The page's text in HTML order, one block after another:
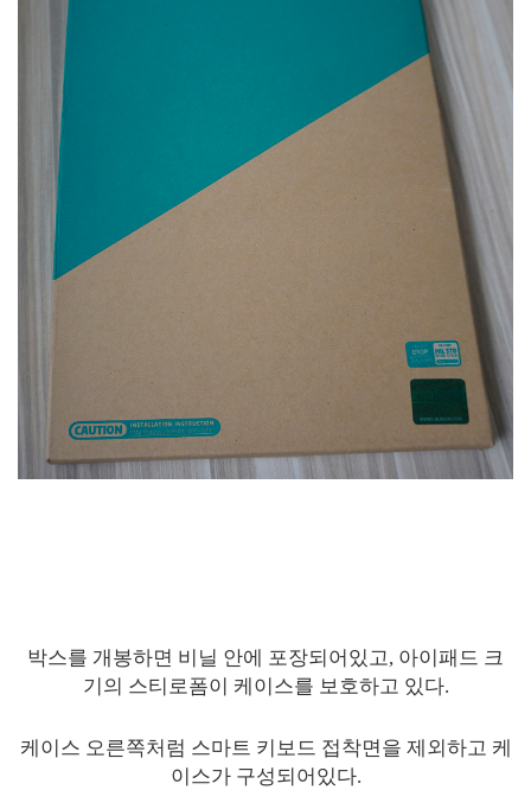
박스를 개봉하면 비닐 안에 포장되어있고, 아이패드 크
기의 스티로폼이 케이스를 보호하고 있다.
케이스 오른쪽처럼 스마트 키보드 접착면을 제외하고 케
이스가 구성되어있다.